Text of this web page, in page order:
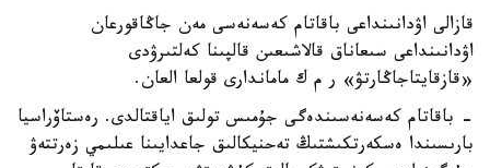
قازالى اۋدانىنداعى باقاتام كەسەنەسى مەن جاڭاقورعان
اۋدانىنداعى سىعاناق قالاشىعىن قالپىنا كەلتىرۋدى
«قازقايتاجاڭارتۋ» ر م ك ماماندارى قولعا العان.
- باقاتام كەسەنەسىندەگى جۇمىس تولىق اياقتالدى. رەستاۆراسيا
بارىسىندا ەسكەرتكىشتىڭ تەحنيكالىق جاعدايىنا عىلىمي زەرتتەۋ